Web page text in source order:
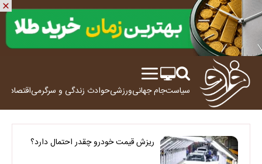
سیاستجام جهانیورزشیحوادث زندگی و سرگرمیاقتصاد
ریزش قیمت خودرو چقدر احتمال دارد؟